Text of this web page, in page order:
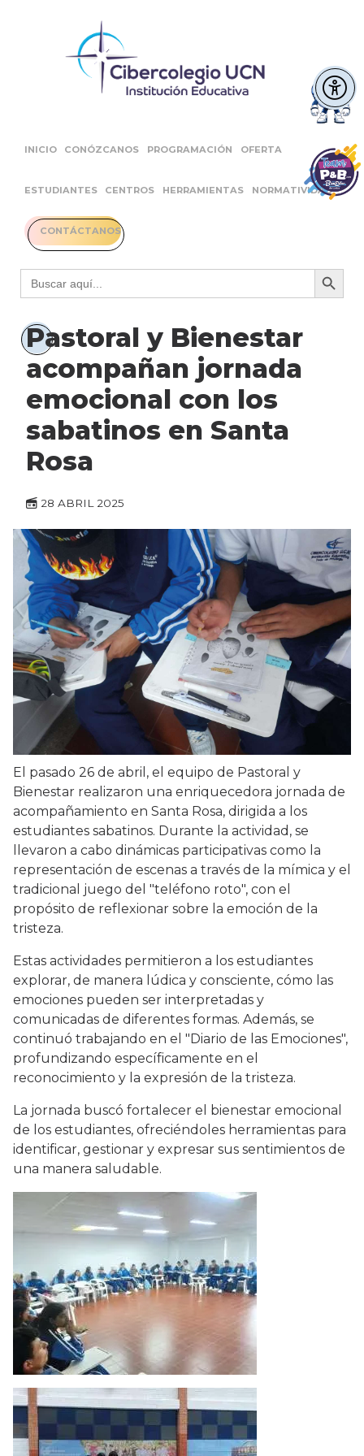
INICIO CONÓZCANOS PROGRAMACIÓN OFERTA
ESTUDIANTES CENTROS HERRAMIENTAS NORMATIVIDAD
CONTÁCTANOS
Buscar: Botón
Pastoral y Bienestar
acompañan jornada
emocional con los
sabatinos en Santa
Rosa
28 ABRIL 2025
El pasado 26 de abril, el equipo de Pastoral y
Bienestar realizaron una enriquecedora jornada de
acompañamiento en Santa Rosa, dirigida a los
estudiantes sabatinos. Durante la actividad, se
llevaron a cabo dinámicas participativas como la
representación de escenas a través de la mímica y el
tradicional juego del "teléfono roto", con el
propósito de reflexionar sobre la emoción de la
tristeza.
Estas actividades permitieron a los estudiantes
explorar, de manera lúdica y consciente, cómo las
emociones pueden ser interpretadas y
comunicadas de diferentes formas. Además, se
continuó trabajando en el "Diario de las Emociones",
profundizando específicamente en el
reconocimiento y la expresión de la tristeza.
La jornada buscó fortalecer el bienestar emocional
de los estudiantes, ofreciéndoles herramientas para
identificar, gestionar y expresar sus sentimientos de
una manera saludable.